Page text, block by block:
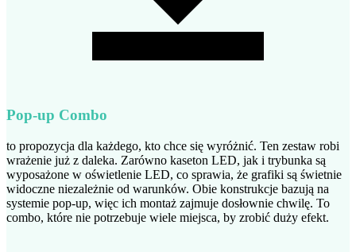
Pop-up Combo
to propozycja dla każdego, kto chce się wyróżnić. Ten zestaw robi
wrażenie już z daleka. Zarówno kaseton LED, jak i trybunka są
wyposażone w oświetlenie LED, co sprawia, że grafiki są świetnie
widoczne niezależnie od warunków. Obie konstrukcje bazują na
systemie pop-up, więc ich montaż zajmuje dosłownie chwilę. To
combo, które nie potrzebuje wiele miejsca, by zrobić duży efekt.